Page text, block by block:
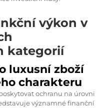
výkon v
kategorií
luxusní zboží
charakteru
ochranu na úrovni
významné finanční